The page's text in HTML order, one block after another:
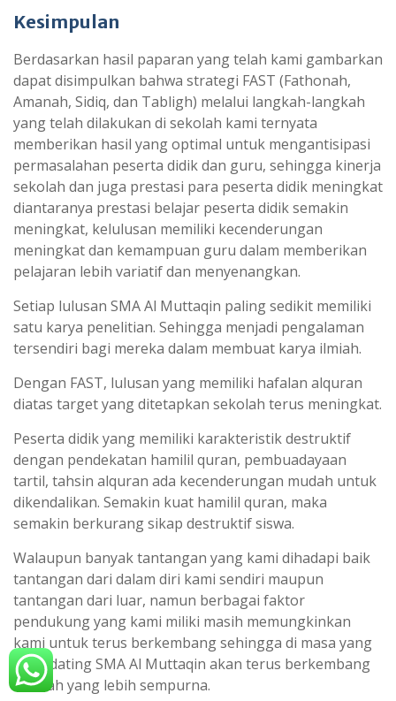
Kesimpulan
Berdasarkan hasil paparan yang telah kami gambarkan
dapat disimpulkan bahwa strategi FAST (Fathonah,
Amanah, Sidiq, dan Tabligh) melalui langkah-langkah
yang telah dilakukan di sekolah kami ternyata
memberikan hasil yang optimal untuk mengantisipasi
permasalahan peserta didik dan guru, sehingga kinerja
sekolah dan juga prestasi para peserta didik meningkat
diantaranya prestasi belajar peserta didik semakin
meningkat, kelulusan memiliki kecenderungan
meningkat dan kemampuan guru dalam memberikan
pelajaran lebih variatif dan menyenangkan.
Setiap lulusan SMA Al Muttaqin paling sedikit memiliki
satu karya penelitian. Sehingga menjadi pengalaman
tersendiri bagi mereka dalam membuat karya ilmiah.
Dengan FAST, lulusan yang memiliki hafalan alquran
diatas target yang ditetapkan sekolah terus meningkat.
Peserta didik yang memiliki karakteristik destruktif
dengan pendekatan hamilil quran, pembuadayaan
tartil, tahsin alquran ada kecenderungan mudah untuk
dikendalikan. Semakin kuat hamilil quran, maka
semakin berkurang sikap destruktif siswa.
Walaupun banyak tantangan yang kami dihadapi baik
tantangan dari dalam diri kami sendiri maupun
tantangan dari luar, namun berbagai faktor
pendukung yang kami miliki masih memungkinkan
kami untuk terus berkembang sehingga di masa yang
akan dating SMA Al Muttaqin akan terus berkembang
ke arah yang lebih sempurna.